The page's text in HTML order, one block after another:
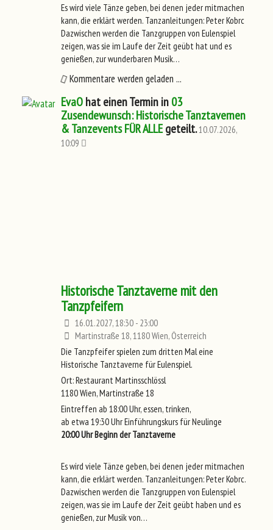
Es wird viele Tänze geben, bei denen jeder mitmachen
kann, die erklärt werden. Tanzanleitungen: Peter Kobrc
Dazwischen werden die Tanzgruppen von Eulenspiel
zeigen, was sie im Laufe der Zeit geübt hat und es
genießen, zur wunderbaren Musik…
Kommentare werden geladen ...
EvaOhat einen Termin in03
Zusendewunsch: Historische Tanztavernen
& Tanzevents FÜR ALLEgeteilt.10.07.2026,
10:09
Historische Tanztaverne mit den
Tanzpfeifern
16.01.2027, 18:30 - 23:00
Martinstraße 18, 1180 Wien, Österreich
Die Tanzpfeifer spielen zum dritten Mal eine
Historische Tanztaverne für Eulenspiel.
Ort: Restaurant Martinsschlössl
1180 Wien, Martinstraße 18
Eintreffen ab 18:00 Uhr, essen, trinken,
ab etwa 19:30 Uhr Einführungskurs für Neulinge
20:00 Uhr Beginn der Tanztaverne
Es wird viele Tänze geben, bei denen jeder mitmachen
kann, die erklärt werden. Tanzanleitungen: Peter Kobrc.
Dazwischen werden die Tanzgruppen von Eulenspiel
zeigen, was sie im Laufe der Zeit geübt haben und es
genießen, zur Musik von…